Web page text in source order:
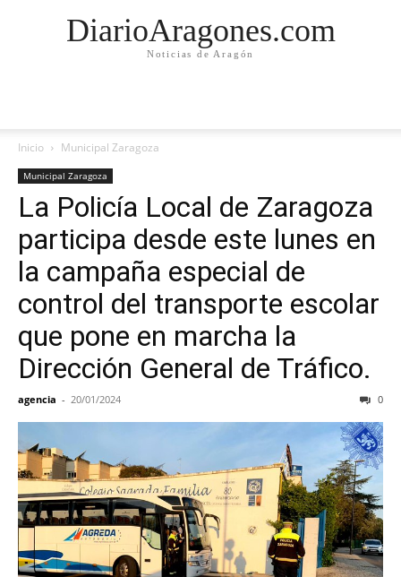
DiarioAragones.com
Noticias de Aragón
Inicio Municipal Zaragoza
Municipal Zaragoza
La Policía Local de Zaragoza
participa desde este lunes en
la campaña especial de
control del transporte escolar
que pone en marcha la
Dirección General de Tráfico.
agencia - 20/01/2024 0